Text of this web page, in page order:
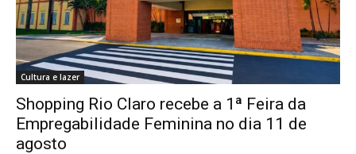
Cultura e lazer
Shopping Rio Claro recebe a 1ª Feira da
Empregabilidade Feminina no dia 11 de
agosto